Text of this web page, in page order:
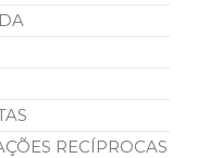
RECÍPROCAS